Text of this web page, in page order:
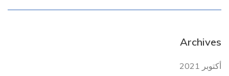
Archives
أكتوبر 2021